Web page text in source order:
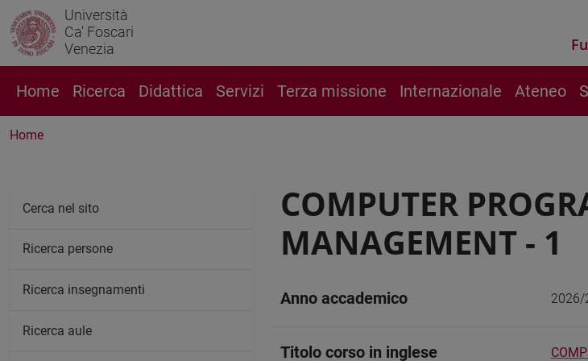
Università
Ca' Foscari
Venezia
Home Ricerca Didattica Servizi Terza missione Internazionale Ateneo
Home
COMPUTER
MANAGEMENT - 1
Anno accademico 2026/
Titolo corso in inglese
Cerca nel sito
Ricerca persone
Ricerca insegnamenti
Ricerca aule